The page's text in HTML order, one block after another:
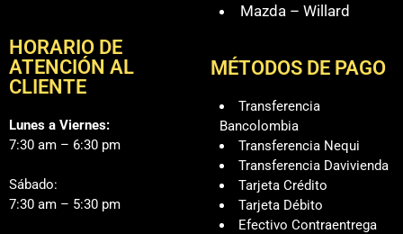
HORARIO DE
ATENCIÓN AL
CLIENTE
Lunes a Viernes:
7:30 am – 6:30 pm
Sábado:
7:30 am – 5:30 pm
Mazda – Willard
MÉTODOS DE PAGO
Transferencia
Bancolombia
Transferencia Nequi
Transferencia Davivienda
Tarjeta Crédito
Tarjeta Débito
Efectivo Contraentrega